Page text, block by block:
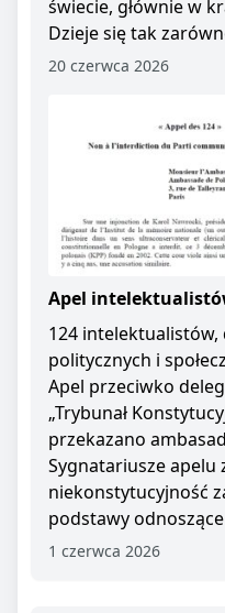
świecie, głównie w
Dzieje się tak
20 czerwca 2026
Apel
124 intelektualistów,
politycznych i
Apel przeciwko
„Trybunał
przekazano
Sygnatariusze apelu
niekonstytucyjność
podstawy
1 czerwca 2026